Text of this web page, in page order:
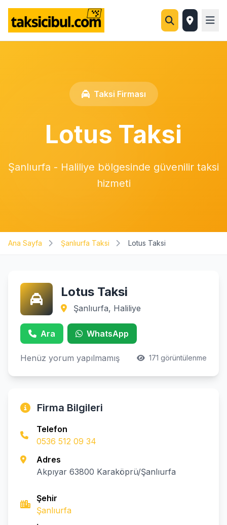
Taksi Firması
Lotus Taksi
Şanlıurfa - Haliliye bölgesinde güvenilir taksi
hizmeti
Ana Sayfa Şanlıurfa Taksi Lotus Taksi
Lotus Taksi
Şanlıurfa, Haliliye
Ara WhatsApp
Henüz yorum yapılmamış 171 görüntülenme
Firma Bilgileri
Telefon
0536 512 09 34
Adres
Akpıyar 63800 Karaköprü/Şanlıurfa
Şehir
Şanlıurfa